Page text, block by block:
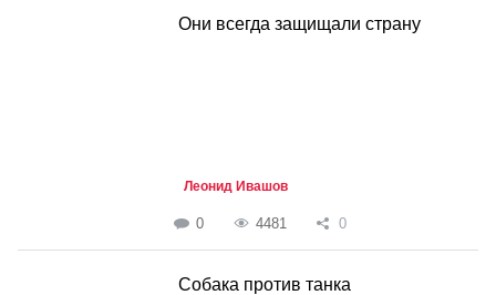
Они всегда защищали страну
Леонид Ивашов
0 4481 0
Собака против танка